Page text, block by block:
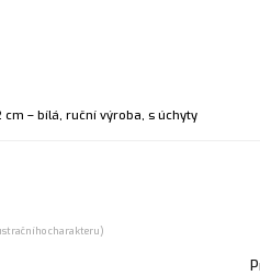
– bílá, ruční výroba, s úchyty
charakteru)